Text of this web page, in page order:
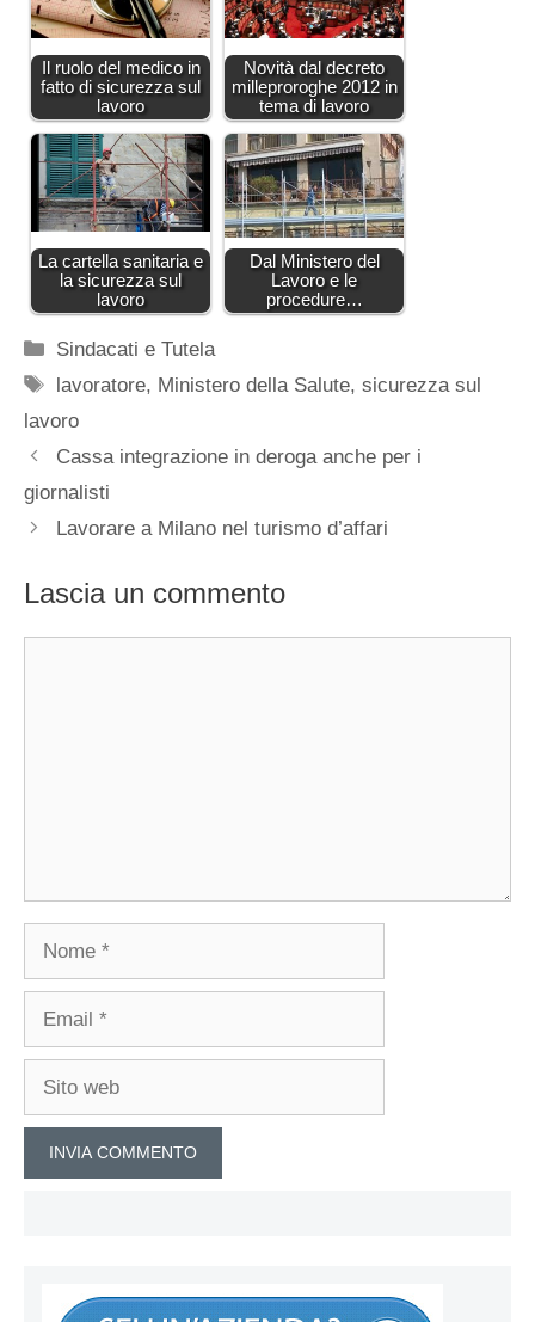
Il ruolo del medico in
fatto di sicurezza sul
lavoro
Novità dal decreto
milleproroghe 2012 in
tema di lavoro
La cartella sanitaria e
la sicurezza sul
lavoro
Dal Ministero del
Lavoro e le
procedure…
Categorie
Sindacati e Tutela
Tag
lavoratore, Ministero della Salute,sicurezza sul
lavoro
Cassa integrazione in deroga anche per i
giornalisti
Lavorare a Milano nel turismo d’affari
Lascia un commento
Nome
Email
Sito